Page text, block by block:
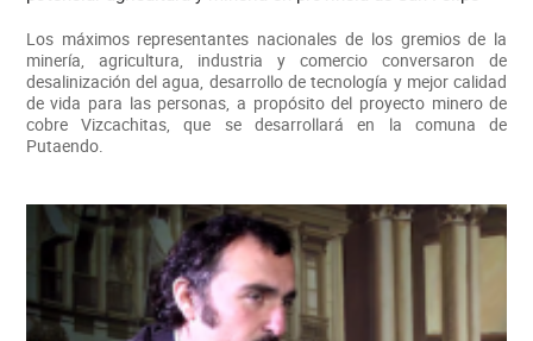
Los máximos representantes nacionales de los gremios de la
minería, agricultura, industria y comercio conversaron de
desalinización del agua, desarrollo de tecnología y mejor calidad
de vida para las personas, a propósito del proyecto minero de
cobre Vizcachitas, que se desarrollará en la comuna de
Putaendo.